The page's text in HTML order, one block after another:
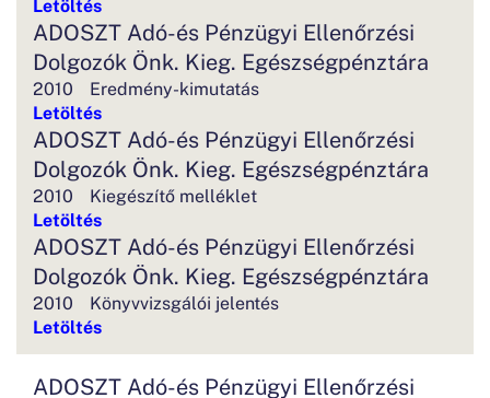
ADOSZT Adó-és Pénzügyi Ellenőrzési
Dolgozók Önk. Kieg. Egészségpénztára
2010
Eredmény-kimutatás
Letöltés
ADOSZT Adó-és Pénzügyi Ellenőrzési
Dolgozók Önk. Kieg. Egészségpénztára
2010
Kiegészítő melléklet
Letöltés
ADOSZT Adó-és Pénzügyi Ellenőrzési
Dolgozók Önk. Kieg. Egészségpénztára
2010
Könyvvizsgálói jelentés
Letöltés
ADOSZT Adó-és Pénzügyi Ellenőrzési